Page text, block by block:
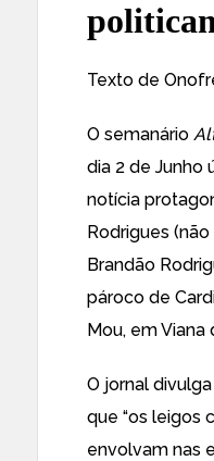
Texto de
O semanário
dia 2 de Junho
notícia
Rodrigues
Brandão
pároco de
Mou, em Viana
O jornal
que “os leigos
envolvam nas